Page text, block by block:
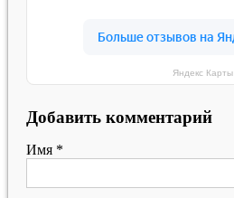
Яндекс Карты
Добавить комментарий
Имя *